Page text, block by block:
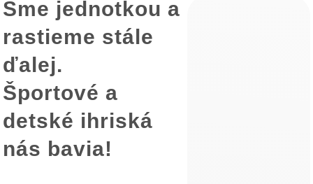
Sme jednotkou a
rastieme stále
ďalej.
Športové a
detské ihriská
nás bavia!